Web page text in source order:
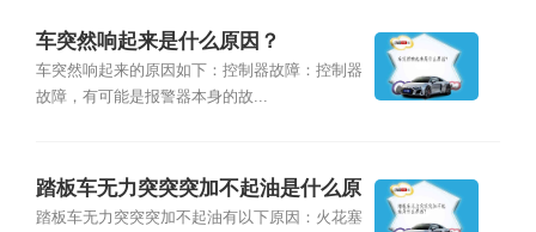
车突然响起来是什么原因？
车突然响起来的原因如下：控制器故障：控制器
故障，有可能是报警器本身的故...
踏板车无力突突突加不起油是什么原
因？
踏板车无力突突突加不起油有以下原因：火花塞